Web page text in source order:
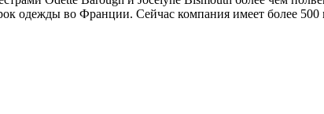
одежды во Франции. Сейчас компания имеет более